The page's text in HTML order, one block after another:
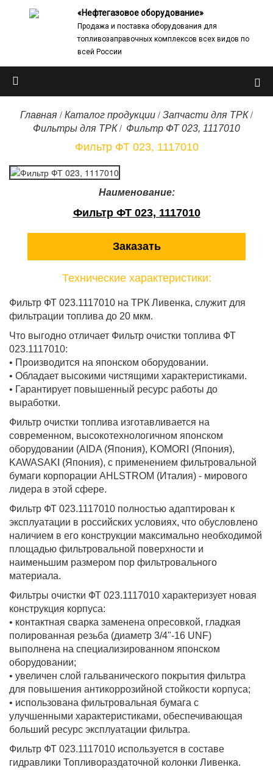
«Нефтегазовое оборудование»
Продажа и поставка оборудования для
топливозаправочных комплексов всех видов по
всей России
Главная / Каталог продукции / Запчасти для ТРК/
Фильтры для ТРК/ Фильтр ФТ 023, 1117010
Фильтр ФТ 023, 1117010
Наименование:
Фильтр ФТ 023, 1117010
Заказать
Технические характеристики:
Фильтр ФТ 023.1117010 на ТРК Ливенка, служит для
фильтрации топлива до 20 мкм.
Что выгодно отличает Фильтр очистки топлива ФТ
023.1117010:
• Производится на японском оборудовании.
• Обладает высокими чистящими характеристиками.
• Гарантирует повышенный ресурс работы до
выработки.
Фильтр очистки топлива изготавливается на
современном, высокотехнологичном японском
оборудовании (AIDA (Япония), KOMORI (Япония),
KAWASAKI (Япония), с применением фильтровальной
бумаги корпорации AHLSTROM (Италия) - мирового
лидера в этой сфере.
Фильтр ФТ 023.1117010 полностью адаптирован к
эксплуатации в российских условиях, что обусловлено
наличием в его конструкции максимально необходимой
площадью фильтровальной поверхности и
наименьшим размером пор фильтровального
материала.
Фильтры очистки ФТ 023.1117010 характеризует новая
конструкция корпуса:
• контактная сварка заменена опресовкой, гладкая
полированная резьба (диаметр 3/4"-16 UNF)
выполнена на специализированном японском
оборудовании;
• увеличен слой гальванического покрытия фильтра
для повышения антикоррозийной стойкости корпуса;
• использована фильтровальная бумага с
улучшенными характеристиками, обеспечивающая
больший ресурс эксплуатации фильтра.
Фильтр ФТ 023.1117010 используется в составе
гидравлики Топливораздаточной колонки Ливенка.